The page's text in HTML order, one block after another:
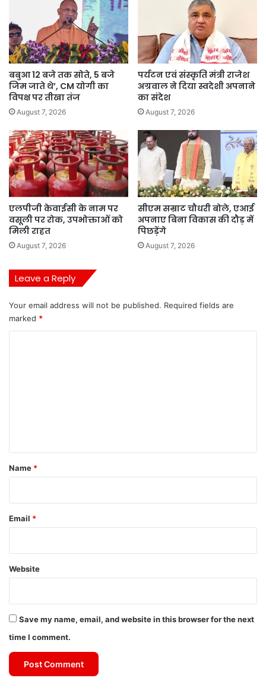
बबुआ 12 बजे तक सोते, 5 बजे
जिम जाते थे’, CM योगी का
विपक्ष पर तीखा तंज
August 7, 2026
पर्यटन एवं संस्कृति मंत्री राजेश
अग्रवाल ने दिया स्वदेशी अपनाने
का संदेश
August 7, 2026
एलपीजी केवाईसी के नाम पर
वसूली पर रोक, उपभोक्ताओं को
मिली राहत
August 7, 2026
सीएम सम्राट चौधरी बोले, एआई
अपनाए बिना विकास की दौड़ में
पिछड़ेंगे
August 7, 2026
Leave a Reply
Your email address will not be published. Required fields are
marked *
*
Name *
Email *
Website
Save my name, email, and website in this browser for the next
time I comment.